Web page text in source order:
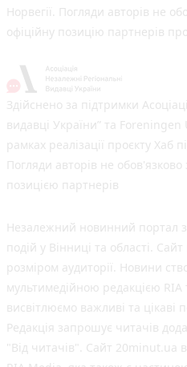
Норвегії. Погляди авторів не
офіційну позицію партнерів
Здійснено за підтримки
видавці України” та
рамках реалізації проєкту Хаб
Погляди авторів не обов'язково
позицією партнерів
Незалежний новинний портал
подій у Вінниці та області.
розміром аудиторії. Новини
мультимедійною редакцією
висвітлюємо важливі та цікаві
Редакція запрошує читачів
"Від читачів". Сайт 20minut.ua